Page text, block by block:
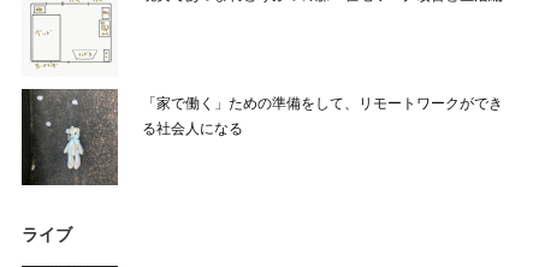
「家で働く」ための準備をして、リモートワークができ
る社会人になる
ライブ